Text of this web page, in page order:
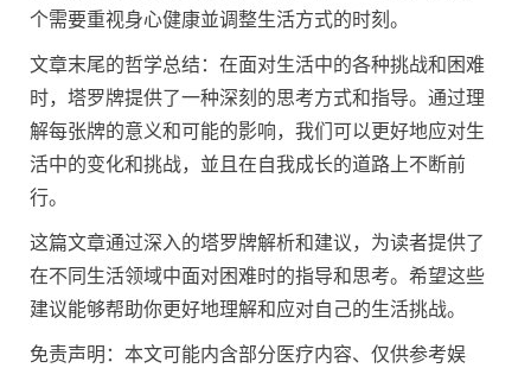
个需要重视身心健康並调整生活方式的时刻。
文章末尾的哲学总结：在面对生活中的各种挑战和困难
时，塔罗牌提供了一种深刻的思考方式和指导。通过理
解每张牌的意义和可能的影响，我们可以更好地应对生
活中的变化和挑战，並且在自我成长的道路上不断前
行。
这篇文章通过深入的塔罗牌解析和建议，为读者提供了
在不同生活领域中面对困难时的指导和思考。希望这些
建议能够帮助你更好地理解和应对自己的生活挑战。
免责声明：本文可能内含部分医疗内容、仅供参考娱